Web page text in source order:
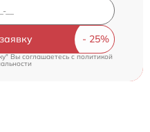
Вы соглашаетесь cполитикой